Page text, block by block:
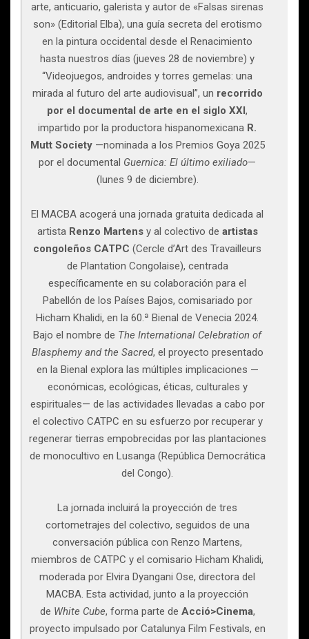
arte, anticuario, galerista y autor de «Falsas sirenas
son» (Editorial Elba), una guía secreta del erotismo
en la pintura occidental desde el Renacimiento
hasta nuestros días (jueves 28 de noviembre) y
“Videojuegos, androides y torres gemelas: una
mirada al futuro del arte audiovisual”, un recorrido
por el documental de arte en el siglo XXI,
impartido por la productora hispanomexicana R.
Mutt Society—nominada a los Premios Goya 2025
por el documental Guernica: El último exiliado—
(lunes 9 de diciembre).
El MACBA acogerá una jornada gratuita dedicada al
artista Renzo Martens y al colectivo de artistas
congoleños CATPC (Cercle d’Art des Travailleurs
de Plantation Congolaise), centrada
específicamente en su colaboración para el
Pabellón de los Países Bajos, comisariado por
Hicham Khalidi, en la 60.ª Bienal de Venecia 2024.
Bajo el nombre de The International Celebration of
Blasphemy and the Sacred, el proyecto presentado
en la Bienal explora las múltiples implicaciones —
económicas, ecológicas, éticas, culturales y
espirituales— de las actividades llevadas a cabo por
el colectivo CATPC en su esfuerzo por recuperar y
regenerar tierras empobrecidas por las plantaciones
de monocultivo en Lusanga (República Democrática
del Congo).
La jornada incluirá la proyección de tres
cortometrajes del colectivo, seguidos de una
conversación pública con Renzo Martens,
miembros de CATPC y el comisario Hicham Khalidi,
moderada por Elvira Dyangani Ose, directora del
MACBA. Esta actividad, junto a la proyección
de White Cube, forma parte de Acció>Cinema,
proyecto impulsado por Catalunya Film Festivals, en